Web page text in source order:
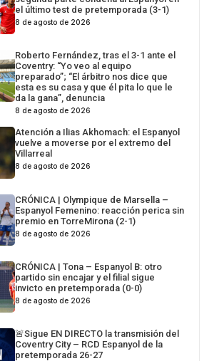
el último test de pretemporada (3-1)
8 de agosto de 2026
Roberto Fernández, tras el 3-1 ante el
Coventry: “Yo veo al equipo
preparado”; “El árbitro nos dice que
esta es su casa y que él pita lo que le
da la gana”, denuncia
8 de agosto de 2026
Atención a Ilias Akhomach: el Espanyol
vuelve a moverse por el extremo del
Villarreal
8 de agosto de 2026
CRÓNICA | Olympique de Marsella –
Espanyol Femenino: reacción perica sin
premio en TorreMirona (2-1)
8 de agosto de 2026
CRÓNICA | Tona – Espanyol B: otro
partido sin encajar y el filial sigue
invicto en pretemporada (0-0)
8 de agosto de 2026
🚨Sigue EN DIRECTO la transmisión del
Coventry City – RCD Espanyol de la
pretemporada 26-27